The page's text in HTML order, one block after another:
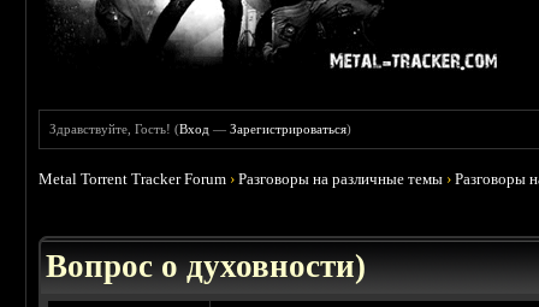
Здравствуйте, Гость! (Вход —Зарегистрироваться)
Metal Torrent Tracker Forum ›Разговоры на различные темы ›Разговоры
Вопрос о духовности)